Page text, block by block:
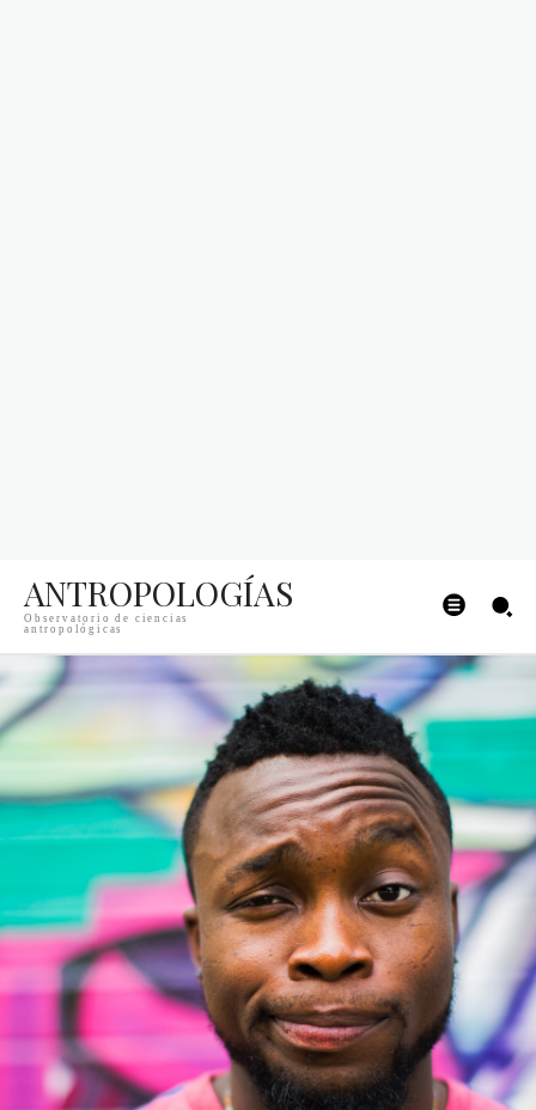
ANTROPOLOGÍAS
Observatorio de ciencias
antropológicas